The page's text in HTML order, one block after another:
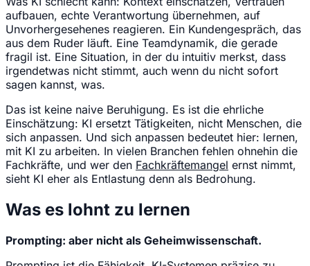
aufbauen, echte Verantwortung übernehmen, auf
Unvorhergesehenes reagieren. Ein Kundengespräch, das
aus dem Ruder läuft. Eine Teamdynamik, die gerade
fragil ist. Eine Situation, in der du intuitiv merkst, dass
irgendetwas nicht stimmt, auch wenn du nicht sofort
sagen kannst, was.
Das ist keine naive Beruhigung. Es ist die ehrliche
Einschätzung: KI ersetzt Tätigkeiten, nicht Menschen, die
sich anpassen. Und sich anpassen bedeutet hier: lernen,
mit KI zu arbeiten. In vielen Branchen fehlen ohnehin die
Fachkräfte, und wer den Fachkräftemangel ernst nimmt,
sieht KI eher als Entlastung denn als Bedrohung.
Was es lohnt zu lernen
Prompting: aber nicht als Geheimwissenschaft.